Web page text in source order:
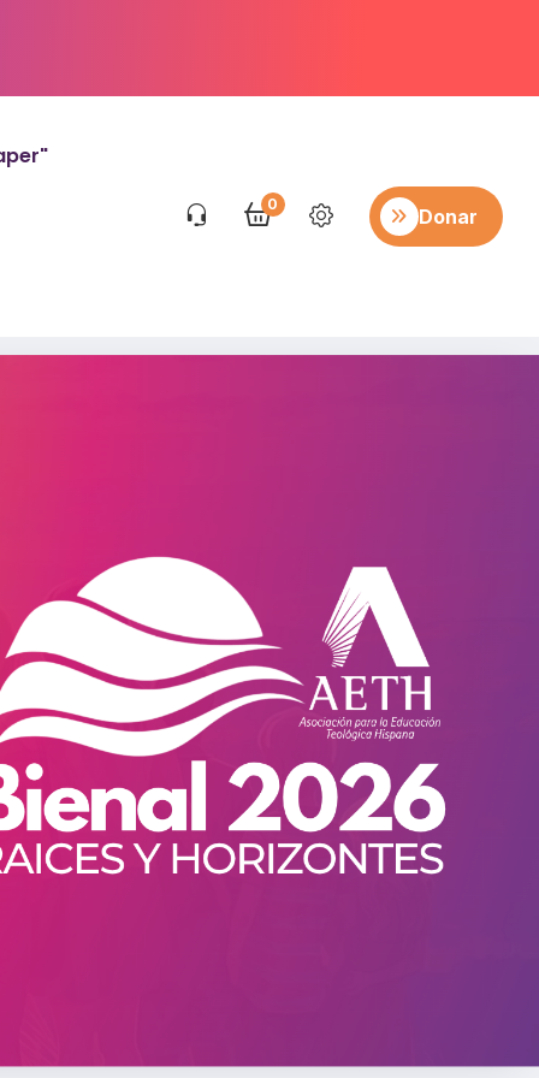
0
Donar